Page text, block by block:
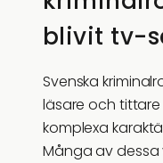
blivit tv-
Svenska
läsare och
komplexa
Många av